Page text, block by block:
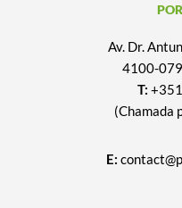
Av. Dr.
4100-
T:
(Chamada
E: